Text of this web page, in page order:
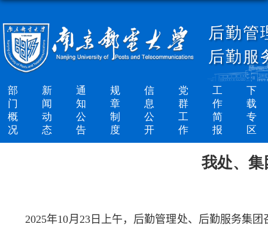
后勤管
后勤服
部
门
概
况
新
闻
动
态
通
知
公
告
规
章
制
度
信
息
公
开
党
群
工
作
工
作
简
报
下
载
专
区
我处、
2025年10月 23日 上午，后勤管理处、后勤服务集团